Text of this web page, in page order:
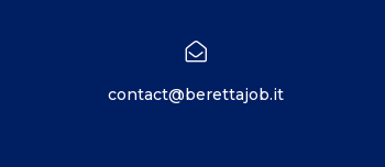
contact@berettajob.it